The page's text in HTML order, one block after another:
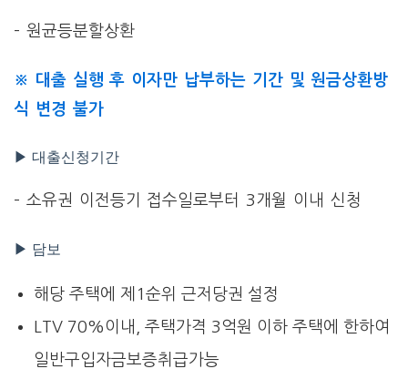
– 원균등분할상환
※ 대출 실행 후 이자만 납부하는 기간 및 원금상환방
식 변경 불가
▶ 대출신청기간
– 소유권 이전등기 접수일로부터 3개월 이내 신청
▶ 담보
해당 주택에 제1순위 근저당권 설정
LTV 70%이내, 주택가격 3억원 이하 주택에 한하여
일반구입자금보증취급가능